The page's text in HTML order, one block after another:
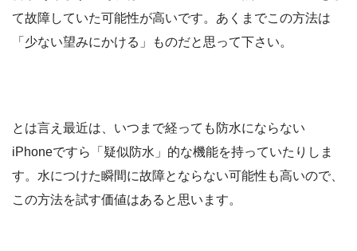
て故障していた可能性が高いです。あくまでこの方法は
「少ない望みにかける」ものだと思って下さい。
とは言え最近は、いつまで経っても防水にならない
iPhoneですら「疑似防水」的な機能を持っていたりしま
す。水につけた瞬間に故障とならない可能性も高いので、
この方法を試す価値はあると思います。